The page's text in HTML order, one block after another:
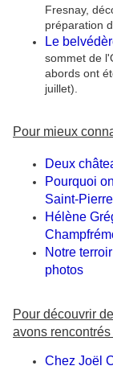
Fresnay,
préparation
Le
sommet de
abords ont
juillet).
Pour mieux
Deux
Pourquoi
Saint-
Hélène
Notre
photos
Pour découvrir
avons rencontrés
Chez Joël